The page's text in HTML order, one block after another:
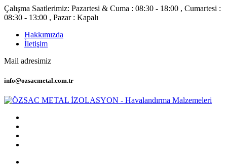
Çalışma Saatlerimiz: Pazartesi & Cuma : 08:30 - 18:00 , Cumartesi :
08:30 - 13:00 , Pazar : Kapalı
Hakkımızda
İletişim
Mail adresimiz
info@ozsacmetal.com.tr